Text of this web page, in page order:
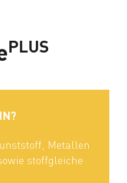
PLUS
Metallen
stoffgleiche